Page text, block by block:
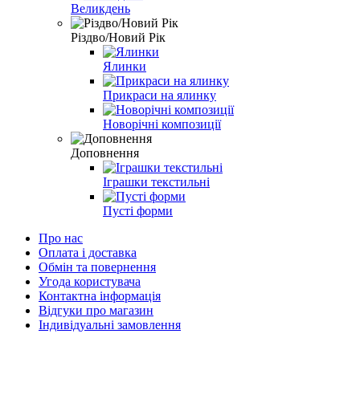
Великдень
Різдво/Новий Рік
Ялинки
Прикраси на ялинку
Новорічні композиції
Доповнення
Іграшки текстильні
Пусті форми
Про нас
Оплата і доставка
Обмін та повернення
Угода користувача
Контактна інформація
Відгуки про магазин
Індивідуальні замовлення